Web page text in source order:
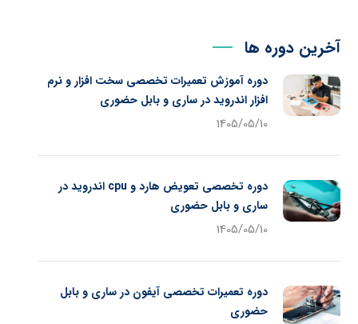
آخرین دوره ها
دوره آموزش تعمیرات تخصصی سخت افزار و نرم
افزار اندروید در ساری و بابل حضوری
1405/05/10
دوره تخصصی تعویض هارد و cpu اندروید در
ساری و بابل حضوری
1405/05/10
دوره تعمیرات تخصصی آیفون در ساری و بابل
حضوری